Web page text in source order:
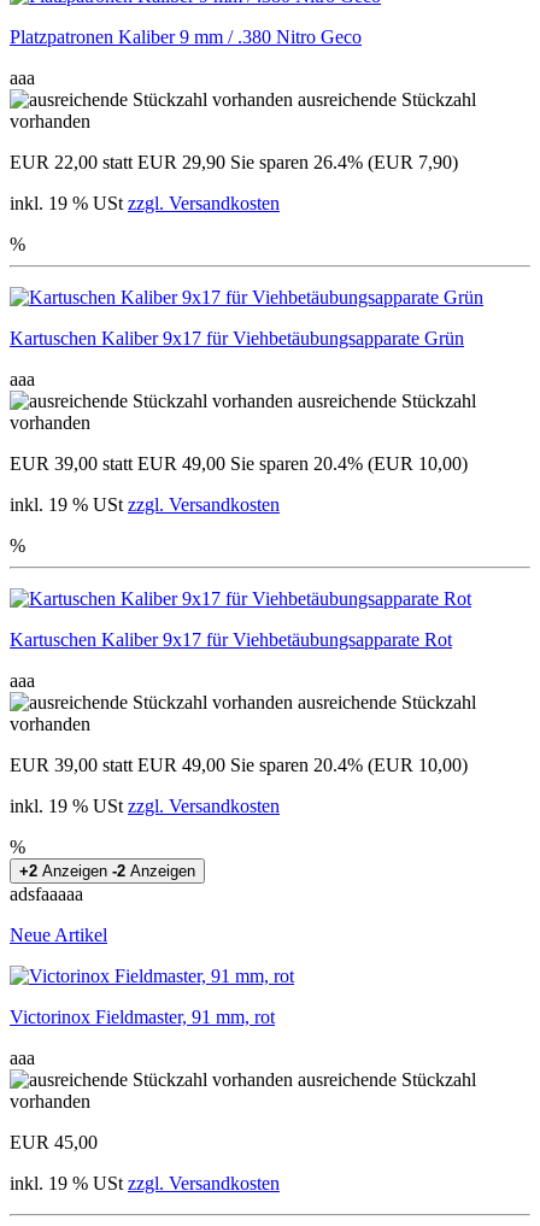
Platzpatronen Kaliber 9 mm / .380 Nitro Geco
aaa
ausreichende Stückzahl
vorhanden
EUR 22,00 statt EUR 29,90 Sie sparen 26.4% (EUR 7,90)
inkl. 19 % USt zzgl. Versandkosten
%
Kartuschen Kaliber 9x17 für Viehbetäubungsapparate Grün
aaa
ausreichende Stückzahl
vorhanden
EUR 39,00 statt EUR 49,00 Sie sparen 20.4% (EUR 10,00)
inkl. 19 % USt zzgl. Versandkosten
%
Kartuschen Kaliber 9x17 für Viehbetäubungsapparate Rot
aaa
ausreichende Stückzahl
vorhanden
EUR 39,00 statt EUR 49,00 Sie sparen 20.4% (EUR 10,00)
inkl. 19 % USt zzgl. Versandkosten
%
+2 Anzeigen -2 Anzeigen
adsfaaaaa
Neue Artikel
Victorinox Fieldmaster, 91 mm, rot
aaa
ausreichende Stückzahl
vorhanden
EUR 45,00
inkl. 19 % USt zzgl. Versandkosten